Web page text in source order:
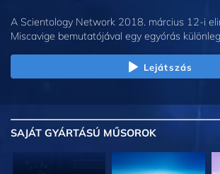
A Scientology Network 2018. március 12-i
Miscavige bemutatójával egy egyórás
Lejátszás
SAJÁT GYÁRTÁSÚ MŰSOROK